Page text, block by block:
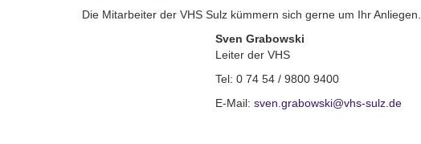
Die Mitarbeiter der VHS Sulz kümmern sich gerne um Ihr Anliegen.
Sven Grabowski
Leiter der VHS
Tel: 0 74 54 / 9800 9400
E-Mail: sven.grabowski@vhs-sulz.de